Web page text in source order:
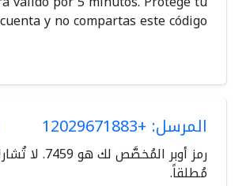
cuenta y no compartas este código.
المرسل: +12029671883
رمز أوبر المُخصَّص
مُطلقاً.